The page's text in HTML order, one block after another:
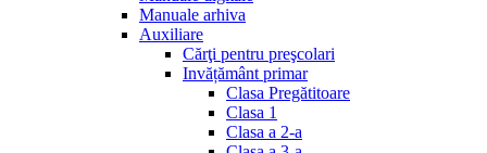
Manuale arhiva
Auxiliare
Cărţi pentru preşcolari
Invățământ primar
Clasa Pregătitoare
Clasa 1
Clasa a 2-a